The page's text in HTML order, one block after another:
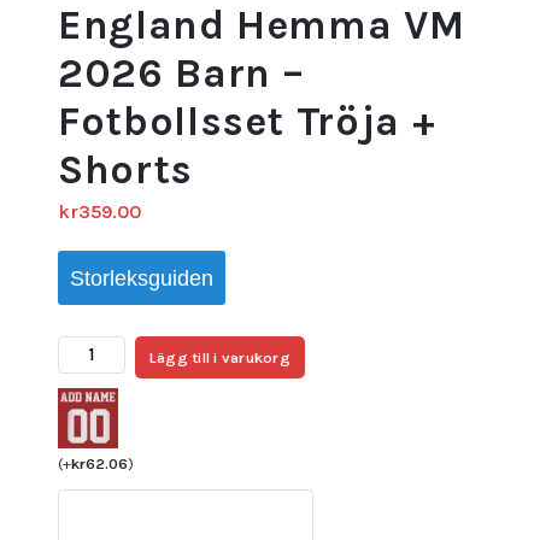
England Hemma VM
2026 Barn –
Fotbollsset Tröja +
Shorts
kr359.00
Storleksguiden
England
Hemma
VM
2026
Barn
–
Lägg till i varukorg
(+kr62.06)